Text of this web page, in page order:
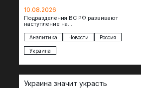
10.08.2026
Подразделения ВС РФ развивают
наступление на
продвигаясь на широком участке фронта.
Достигнуты тактические успехи в районе
Белицкого, где по…
Аналитика Новости Россия
Украина
Украина значит украсть